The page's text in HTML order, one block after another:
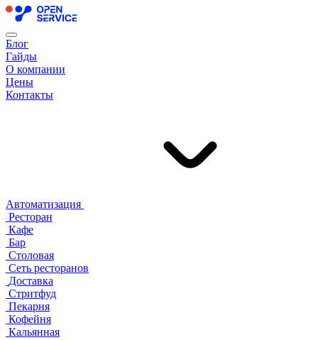
Блог
Гайды
О компании
Цены
Контакты
Автоматизация
Ресторан
Кафе
Бар
Столовая
Сеть ресторанов
Доставка
Стритфуд
Пекарня
Кофейня
Кальянная